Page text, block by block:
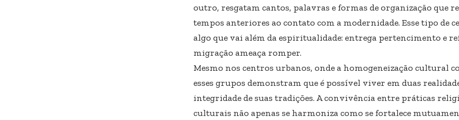
outro, resgatam cantos, palavras e formas de organização que
tempos anteriores ao contato com a modernidade. Esse tipo de
algo que vai além da espiritualidade: entrega pertencimento e
migração ameaça romper.
Mesmo nos centros urbanos, onde a homogeneização cultural
esses grupos demonstram que é possível viver em duas
integridade de suas tradições. A convivência entre práticas
culturais não apenas se harmoniza como se fortalece